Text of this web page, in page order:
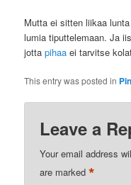
Mutta ei sitten liikaa
lumia tiputtelemaan. Ja
jottapihaa ei tarvitse
This entry was posted in
Leave a
Your email address
are marked*